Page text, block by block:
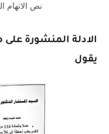
نص
الادلة المنشورة
يقول